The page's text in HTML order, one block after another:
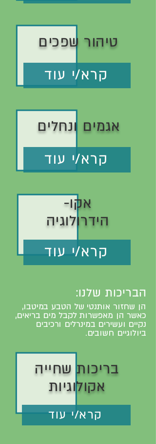
טיהור שפכים
קרא/י עוד
אגמים ונחלים
קרא/י עוד
אקו-
הידרולוגיה
קרא/י עוד
הבריכות שלנו:
הן שחזור אותנטי של הטבע במיטבו,
כאשר הן מאפשרות לקבל מים בריאים,
נקיים ועשירים במינרלים ורכיבים
ביולוגיים חשובים.
בריכות שחייה
אקולוגיות
קרא/י עוד